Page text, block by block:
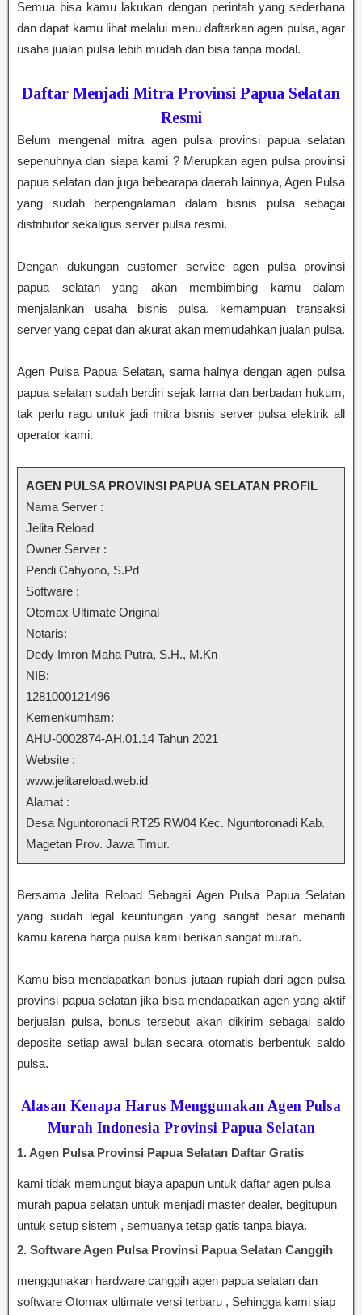
Semua bisa kamu lakukan dengan perintah yang sederhana
dan dapat kamu lihat melalui menu daftarkan agen pulsa, agar
usaha jualan pulsa lebih mudah dan bisa tanpa modal.
Daftar Menjadi Mitra Provinsi Papua Selatan
Resmi
Belum mengenal mitra agen pulsa provinsi papua selatan
sepenuhnya dan siapa kami ? Merupkan agen pulsa provinsi
papua selatan dan juga bebearapa daerah lainnya, Agen Pulsa
yang sudah berpengalaman dalam bisnis pulsa sebagai
distributor sekaligus server pulsa resmi.
Dengan dukungan customer service agen pulsa provinsi
papua selatan yang akan membimbing kamu dalam
menjalankan usaha bisnis pulsa, kemampuan transaksi
server yang cepat dan akurat akan memudahkan jualan pulsa.
Agen Pulsa Papua Selatan, sama halnya dengan agen pulsa
papua selatan sudah berdiri sejak lama dan berbadan hukum,
tak perlu ragu untuk jadi mitra bisnis server pulsa elektrik all
operator kami.
AGEN PULSA PROVINSI PAPUA SELATAN PROFIL
Nama Server :
Jelita Reload
Owner Server :
Pendi Cahyono, S.Pd
Software :
Otomax Ultimate Original
Notaris:
Dedy Imron Maha Putra, S.H., M.Kn
NIB:
1281000121496
Kemenkumham:
AHU-0002874-AH.01.14 Tahun 2021
Website :
www.jelitareload.web.id
Alamat :
Desa Nguntoronadi RT25 RW04 Kec. Nguntoronadi Kab.
Magetan Prov. Jawa Timur.
Bersama Jelita Reload Sebagai Agen Pulsa Papua Selatan
yang sudah legal keuntungan yang sangat besar menanti
kamu karena harga pulsa kami berikan sangat murah.
Kamu bisa mendapatkan bonus jutaan rupiah dari agen pulsa
provinsi papua selatan jika bisa mendapatkan agen yang aktif
berjualan pulsa, bonus tersebut akan dikirim sebagai saldo
deposite setiap awal bulan secara otomatis berbentuk saldo
pulsa.
Alasan Kenapa Harus Menggunakan Agen Pulsa
Murah IndonesiaProvinsi Papua Selatan
1. Agen Pulsa Provinsi Papua Selatan Daftar Gratis
kami tidak memungut biaya apapun untuk daftar agen pulsa
murah papua selatan untuk menjadi master dealer, begitupun
untuk setup sistem , semuanya tetap gatis tanpa biaya.
2. Software Agen Pulsa Provinsi Papua Selatan Canggih
menggunakan hardware canggih agen papua selatan dan
software Otomax ultimate versi terbaru , Sehingga kami siap